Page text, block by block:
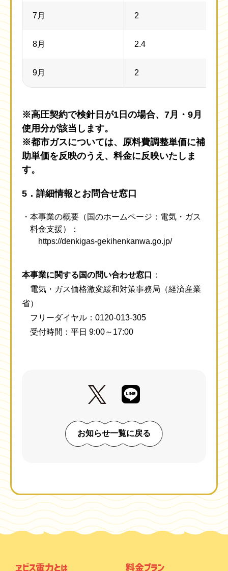
7月 2
8月 2.4
9月 2
※高圧契約で検針日が1日の場合、7月・9月
使用分が該当します。
※都市ガスについては、原料費調整単価に補
助単価を反映のうえ、料金に反映いたしま
す。
5．詳細情報とお問合せ窓口
本事業の概要（国のホームページ：電気・ガス
料金支援）：
https://denkigas-gekihenkanwa.go.jp/
本事業に関する国の問い合わせ窓口
：
電気・ガス価格激変緩和対策事務局（経済産業
省）
フリーダイヤル：0120-013-305
受付時間：平日 9:00～17:00
お知らせ一覧に戻る
ヱビス電力とは
料金プラン